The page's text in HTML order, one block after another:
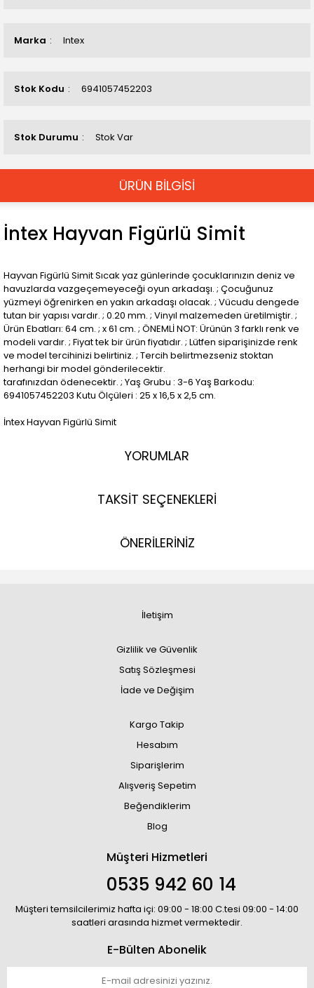
Marka Intex
Stok Kodu 6941057452203
Stok Durumu Stok Var
ÜRÜN BİLGİSİ
İntex Hayvan Figürlü Simit
Hayvan Figürlü Simit Sıcak yaz günlerinde çocuklarınızın deniz ve
havuzlarda vazgeçemeyeceği oyun arkadaşı. ; Çocuğunuz
yüzmeyi öğrenirken en yakın arkadaşı olacak. ; Vücudu dengede
tutan bir yapısı vardır. ; 0.20 mm. ; Vinyıl malzemeden üretilmiştir. ;
Ürün Ebatları: 64 cm. ; x 61 cm. ; ÖNEMLİ NOT: Ürünün 3 farklı renk ve
modeli vardır. ; Fiyat tek bir ürün fiyatıdır. ; Lütfen siparişinizde renk
ve model tercihinizi belirtiniz. ; Tercih belirtmezseniz stoktan
herhangi bir model gönderilecektir.
tarafınızdan ödenecektir. ; Yaş Grubu : 3-6 Yaş Barkodu:
6941057452203 Kutu Ölçüleri : 25 x 16,5 x 2,5 cm.
İntex Hayvan Figürlü Simit
YORUMLAR
TAKSİT SEÇENEKLERİ
ÖNERİLERİNİZ
İletişim
Gizlilik ve Güvenlik
Satış Sözleşmesi
İade ve Değişim
Kargo Takip
Hesabım
Siparişlerim
Alışveriş Sepetim
Beğendiklerim
Blog
Müşteri Hizmetleri
0535 942 60 14
Müşteri temsilcilerimiz hafta içi: 09:00 - 18:00 C.tesi 09:00 - 14:00
saatleri arasında hizmet vermektedir.
E-Bülten Abonelik